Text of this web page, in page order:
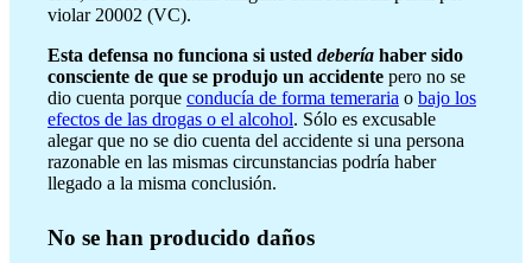
violar 20002 (VC).
Esta defensa no funciona si usted debería haber sido
consciente de que se produjo un accidente pero no se
dio cuenta porque conducía de forma temeraria o bajo los
efectos de las drogas o el alcohol. Sólo es excusable
alegar que no se dio cuenta del accidente si una persona
razonable en las mismas circunstancias podría haber
llegado a la misma conclusión.
No se han producido daños